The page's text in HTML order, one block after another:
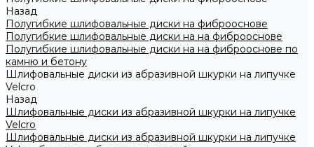
Назад
Полугибкие шлифовальные диски на фиброоснове
Полугибкие шлифовальные диски на на фиброоснове
Полугибкие шлифовальные диски на на фиброоснове по
камню и бетону
Шлифовальные диски из абразивной шкурки на липучке
Velcro
Назад
Шлифовальные диски из абразивной шкурки на липучке
Velcro
Шлифовальные диски из абразивной шкурки на липучке